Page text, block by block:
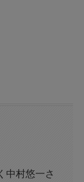
中村悠一さ